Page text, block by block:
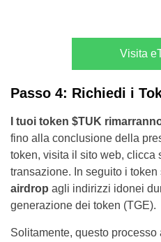
Visita
Passo 4: Richiedi i
I tuoi token $TUK
fino alla conclusione della
token, visita il sito web, clicca
transazione. In seguito i
airdrop agli indirizzi idonei
generazione dei token (TGE).
Solitamente, questo